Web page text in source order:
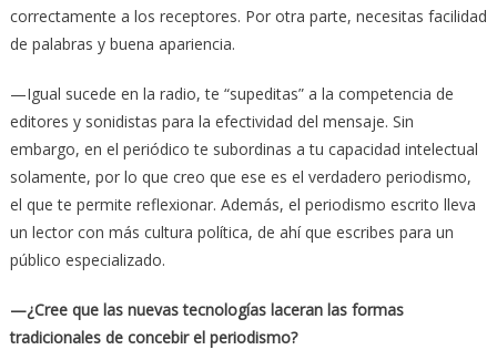
correctamente a los receptores. Por otra parte, necesitas facilidad
de palabras y buena apariencia.
—Igual sucede en la radio, te “supeditas” a la competencia de
editores y sonidistas para la efectividad del mensaje. Sin
embargo, en el periódico te subordinas a tu capacidad intelectual
solamente, por lo que creo que ese es el verdadero periodismo,
el que te permite reflexionar. Además, el periodismo escrito lleva
un lector con más cultura política, de ahí que escribes para un
público especializado.
—¿Cree que las nuevas tecnologías laceran las formas
tradicionales de concebir el periodismo?